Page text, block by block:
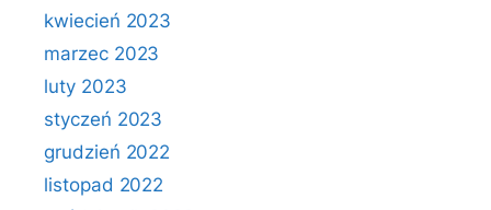
kwiecień 2023
marzec 2023
luty 2023
styczeń 2023
grudzień 2022
listopad 2022